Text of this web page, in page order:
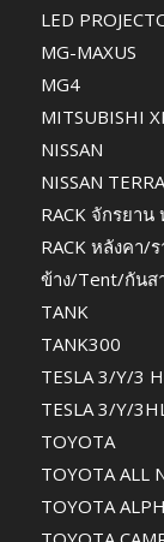
LED
MG-MAXUS
MG4
MITSUBISHI
NISSAN
NISSAN TERRA
RACK จักรยา
RACK หลังคา/
ข้าง/Tent/กันส
TANK
TANK300
TESLA 3/Y/3
TESLA 3/Y/
TOYOTA
TOYOTA ALL
TOYOTA